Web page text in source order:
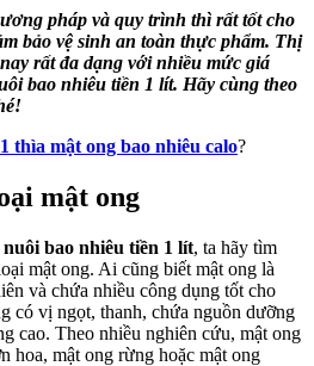
pháp và quy trình thì rất tốt cho
bảo vệ sinh an toàn thực phẩm. Thị
rất đa dạng với nhiều mức giá
bao nhiêu tiền 1 lít. Hãy cùng theo
1 thìa mật ong bao nhiêu calo?
mật ong
bao nhiêu tiền 1 lít, ta hãy tìm
mật ong. Ai cũng biết mật ong là
và chứa nhiều công dụng tốt cho
có vị ngọt, thanh, chứa nguồn dưỡng
cao. Theo nhiều nghiên cứu, mật ong
hoa, mật ong rừng hoặc mật ong